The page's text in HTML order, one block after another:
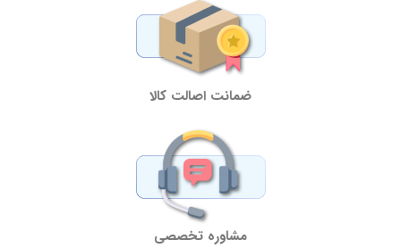
ضمانت اصالت کالا
مشاوره تخصصی